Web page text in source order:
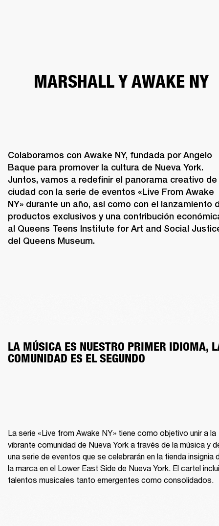
MARSHALL Y AWAKE NY
Colaboramos con Awake NY, fundada por Angelo
Baque para promover la cultura de Nueva York.
Juntos, vamos a redefinir el panorama creativo de
ciudad con la serie de eventos «Live From Awake
NY» durante un año, así como con el lanzamiento
productos exclusivos y una contribución
al Queens Teens Institute for Art and Social
del Queens Museum.
LA MÚSICA ES NUESTRO PRIMER IDIOMA,
COMUNIDAD ES EL SEGUNDO
La serie «Live from Awake NY» tiene como objetivo unir a la
vibrante comunidad de Nueva York a través de la música y
una serie de eventos que se celebrarán en la tienda insignia
la marca en el Lower East Side de Nueva York. El cartel
talentos musicales tanto emergentes como consolidados.